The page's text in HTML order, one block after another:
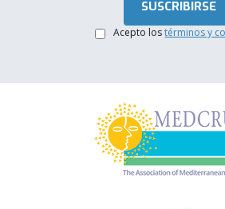
Acepto lostérminos y